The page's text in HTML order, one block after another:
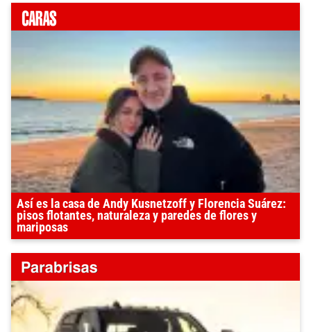
Así es la casa de Andy Kusnetzoff y Florencia Suárez:
pisos flotantes, naturaleza y paredes de flores y
mariposas